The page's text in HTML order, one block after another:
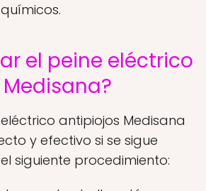
el peine eléctrico
antipiojos Medisana
y efectivo si se sigue
siguiente procedimiento: